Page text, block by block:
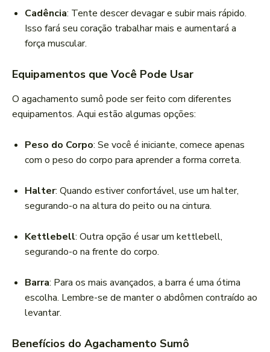
Cadência: Tente descer devagar e subir mais rápido.
Isso fará seu coração trabalhar mais e aumentará a
força muscular.
Equipamentos que Você Pode Usar
O agachamento sumô pode ser feito com diferentes
equipamentos. Aqui estão algumas opções:
Peso do Corpo: Se você é iniciante, comece apenas
com o peso do corpo para aprender a forma correta.
Halter: Quando estiver confortável, use um halter,
segurando-o na altura do peito ou na cintura.
Kettlebell: Outra opção é usar um kettlebell,
segurando-o na frente do corpo.
Barra: Para os mais avançados, a barra é uma ótima
escolha. Lembre-se de manter o abdômen contraído ao
levantar.
Benefícios do Agachamento Sumô